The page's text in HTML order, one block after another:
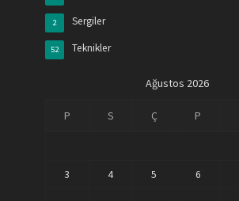
Sergiler
2
Teknikler
52
Ağustos 2026
P S Ç P
3 4 5 6